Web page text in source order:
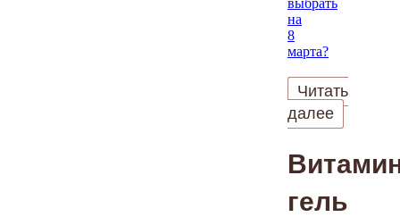
Читать
далее
гель